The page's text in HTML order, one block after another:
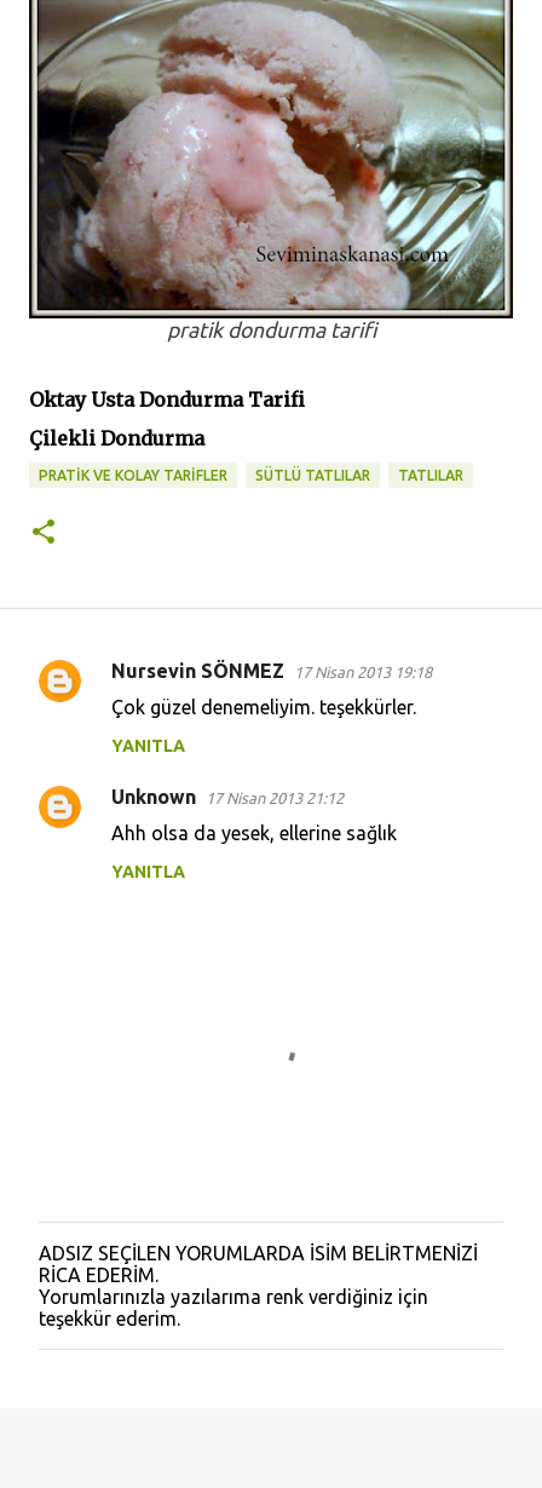
pratik dondurma tarifi
Oktay Usta Dondurma Tarifi
Çilekli Dondurma
PRATİK VE KOLAY TARİFLER SÜTLÜ TATLILAR TATLILAR
Y
u
m
Nursevin SÖNMEZ 17 Nisan 2013 19:18
Çok güzel denemeliyim. teşekkürler.
YANITLA
Unknown 17 Nisan 2013 21:12
Ahh olsa da yesek, ellerine sağlık
YANITLA
Y
o
r
u
m
ADSIZ SEÇİLEN YORUMLARDA İSİM BELİRTMENİZİ
RİCA EDERİM.
Yorumlarınızla yazılarıma renk verdiğiniz için
teşekkür ederim.